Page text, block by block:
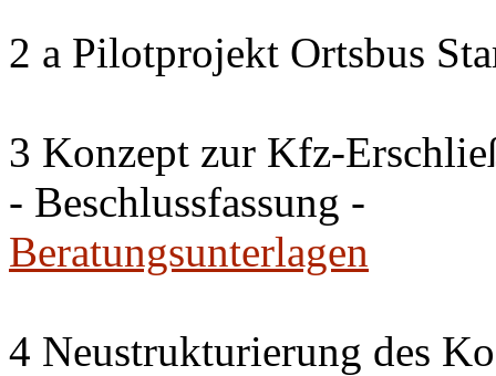
2 a Pilotprojekt Ortsbus
3 Konzept zur Kfz-
- Beschlussfassung -
Beratungsunterlagen
4 Neustrukturierung des